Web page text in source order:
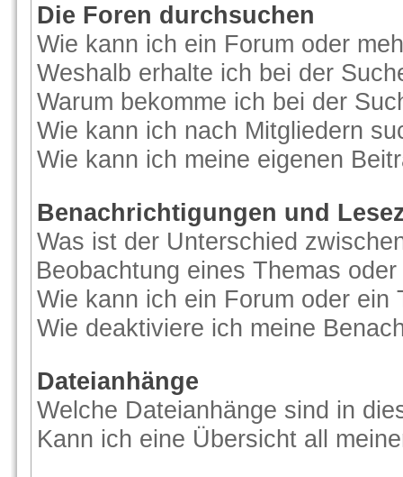
Die Foren durchsuchen
Wie kann ich ein Forum oder
Weshalb erhalte ich bei der
Warum bekomme ich bei der
Wie kann ich nach Mitgliedern
Wie kann ich meine eigenen
Benachrichtigungen und
Was ist der Unterschied
Beobachtung eines Themas
Wie kann ich ein Forum oder ein
Wie deaktiviere ich meine
Dateianhänge
Welche Dateianhänge sind in
Kann ich eine Übersicht all